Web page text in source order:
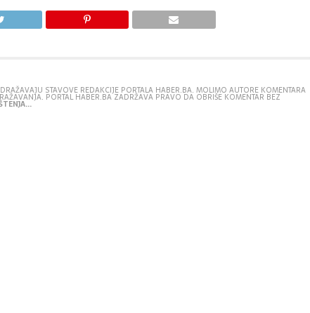
STAVOVE REDAKCIJE PORTALA HABER.BA. MOLIMO AUTORE KOMENTARA
PORTAL HABER.BA ZADRŽAVA PRAVO DA OBRIŠE KOMENTAR BEZ